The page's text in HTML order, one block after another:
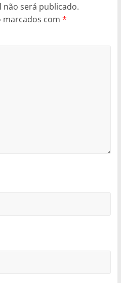
não será publicado.
marcados com *